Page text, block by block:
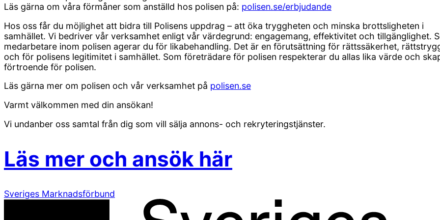
Läs gärna om våra förmåner som anställd hos polisen på: polisen.se/erbjudande
Hos oss får du möjlighet att bidra till Polisens uppdrag – att öka tryggheten och minska brottsligheten i
samhället. Vi bedriver vår verksamhet enligt vår värdegrund: engagemang, effektivitet och tillgänglighet.
medarbetare inom polisen agerar du för likabehandling. Det är en förutsättning för rättssäkerhet,
och för polisens legitimitet i samhället. Som företrädare för polisen respekterar du allas lika värde och
förtroende för polisen.
Läs gärna mer om polisen och vår verksamhet på polisen.se
Varmt välkommen med din ansökan!
Vi undanber oss samtal från dig som vill sälja annons- och rekryteringstjänster.
Läs mer och ansök här
Sveriges Marknadsförbund